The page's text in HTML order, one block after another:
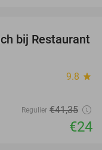
42%
bij Restaurant
9.8 star
Regulier €41,35
€24